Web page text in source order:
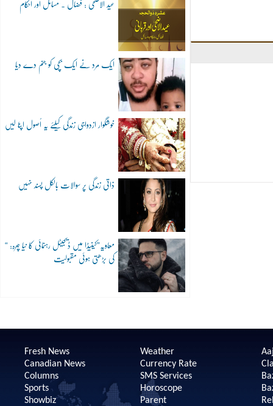
عید الاضحی : فضال ۔ مسائل اور احکام
ایک مرد نے ایک بچی کو جنم دے دیا
خوشگوار ازدواجی زندگی کیلئے یہ اُصول اپنا لیں
ذاتی زندگی پر سوالات بالکل پسند نہیں
“معاویہ”کینیڈا میں ڈیجیٹل رہنمائی کا نیا چہرہ:
کی بڑھتی ہوئی مقبولیت
Fresh News
Canadian News
Columns
Sports
Showbiz
Weather
Currency Rate
SMS Services
Horoscope
Parent